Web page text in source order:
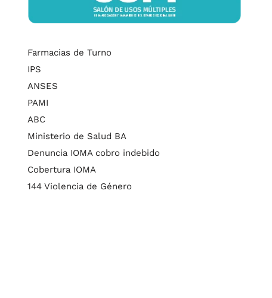
Farmacias de Turno
IPS
ANSES
PAMI
ABC
Ministerio de Salud BA
Denuncia IOMA cobro indebido
Cobertura IOMA
144 Violencia de Género